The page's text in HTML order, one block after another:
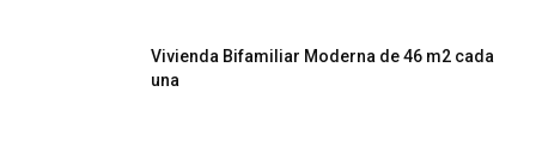
Vivienda Bifamiliar Moderna de 46 m2 cada
una